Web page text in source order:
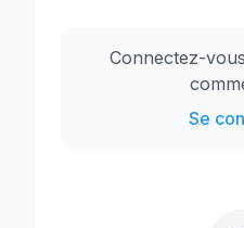
Connectez-
Se